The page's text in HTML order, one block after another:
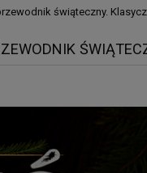
świąteczny.